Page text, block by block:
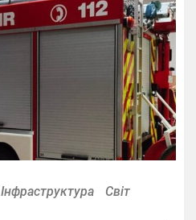
Інфраструктура Світ